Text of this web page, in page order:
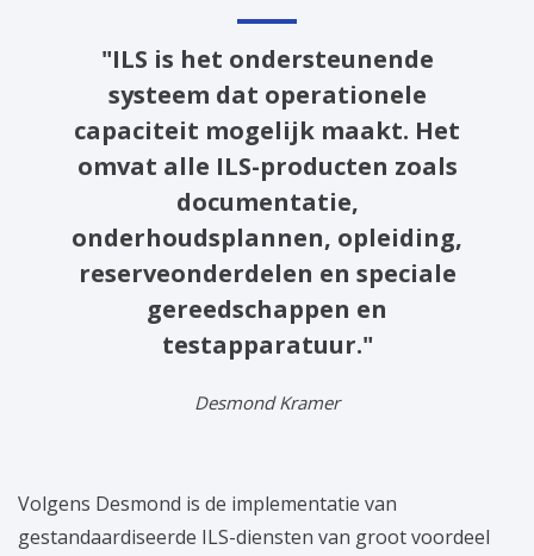
"ILS is het ondersteunende
systeem dat operationele
capaciteit mogelijk maakt. Het
omvat alle ILS-producten zoals
documentatie,
onderhoudsplannen, opleiding,
reserveonderdelen en speciale
gereedschappen en
testapparatuur."
Desmond Kramer
Volgens Desmond is de implementatie van
gestandaardiseerde ILS-diensten van groot voordeel